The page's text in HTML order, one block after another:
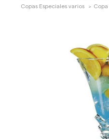
Copas Especiales varios